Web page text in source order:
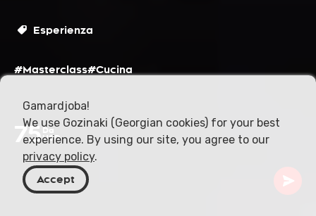
Esperienza
#Masterclass#Cucina
75Da
USD
Gamardjoba!
We use Gozinaki (Georgian cookies) for your best
experience. By using our site, you agree to our
privacy policy.
Accept